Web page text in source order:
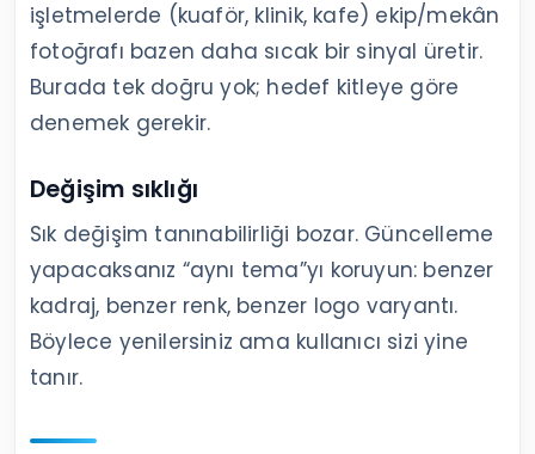
işletmelerde (kuaför, klinik, kafe) ekip/mekân
fotoğrafı bazen daha sıcak bir sinyal üretir.
Burada tek doğru yok; hedef kitleye göre
denemek gerekir.
Değişim sıklığı
Sık değişim tanınabilirliği bozar. Güncelleme
yapacaksanız “aynı tema”yı koruyun: benzer
kadraj, benzer renk, benzer logo varyantı.
Böylece yenilersiniz ama kullanıcı sizi yine
tanır.